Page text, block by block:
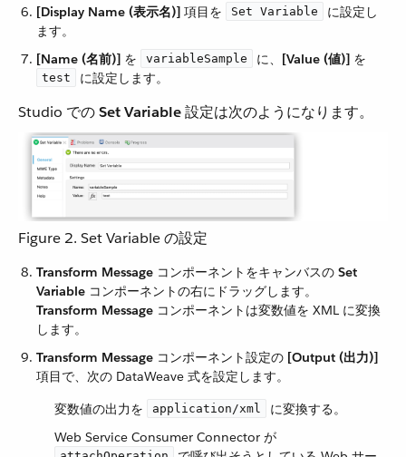
[Display Name (表示名)] ​ 項目を ​ Set Variable
​ に設定し
ます。
[Name (名前)] ​ を ​ variableSample ​ に、​ [Value (値)] ​ を ​
test ​ に設定します。
Studio での ​Set Variable​ 設定は次のようになります。
Figure 2. Set Variable の設定
Transform Message ​ コンポーネントをキャンバスの ​ Set
Variable ​ コンポーネントの右にドラッグします。
Transform Message ​ コンポーネントは変数値を XML に変換
します。
Transform Message ​ コンポーネント設定の ​ [Output (出力)]
項目で、次の DataWeave 式を設定します。
変数値の出力を ​
application/xml
​ に変換する。
Web Service Consumer Connector が ​